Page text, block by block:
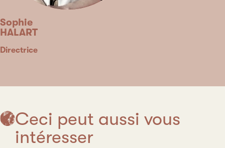
Sophie
HALART
Type
Poste
Directrice
Ceci peut aussi vous
intéresser